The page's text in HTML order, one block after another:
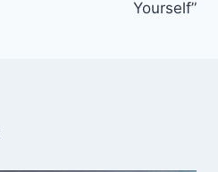
Yourself”